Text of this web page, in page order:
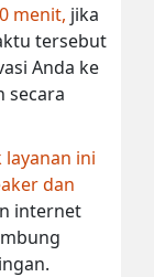
menit, jika
tersebut
Anda ke
secara
ini
dan
internet